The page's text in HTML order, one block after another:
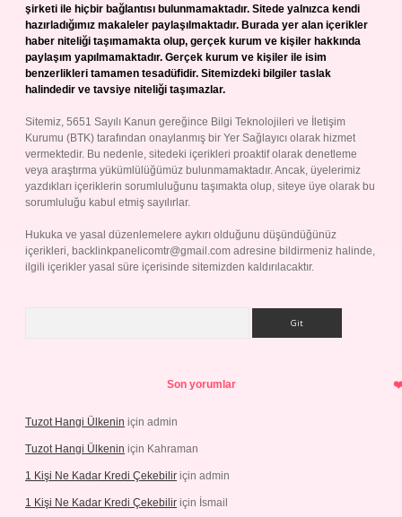
şirketi ile hiçbir bağlantısı bulunmamaktadır. Sitede yalnızca kendi
hazırladığımız makaleler paylaşılmaktadır. Burada yer alan içerikler
haber niteliği taşımamakta olup, gerçek kurum ve kişiler hakkında
paylaşım yapılmamaktadır. Gerçek kurum ve kişiler ile isim
benzerlikleri tamamen tesadüfidir. Sitemizdeki bilgiler taslak
halindedir ve tavsiye niteliği taşımazlar.
Sitemiz, 5651 Sayılı Kanun gereğince Bilgi Teknolojileri ve İletişim
Kurumu (BTK) tarafından onaylanmış bir Yer Sağlayıcı olarak hizmet
vermektedir. Bu nedenle, sitedeki içerikleri proaktif olarak denetleme
veya araştırma yükümlülüğümüz bulunmamaktadır. Ancak, üyelerimiz
yazdıkları içeriklerin sorumluluğunu taşımakta olup, siteye üye olarak bu
sorumluluğu kabul etmiş sayılırlar.
Hukuka ve yasal düzenlemelere aykırı olduğunu düşündüğünüz
içerikleri, backlinkpanelicomtr@gmail.com adresine bildirmeniz halinde,
ilgili içerikler yasal süre içerisinde sitemizden kaldırılacaktır.
Son yorumlar
Tuzot Hangi Ülkenin için admin
Tuzot Hangi Ülkenin için Kahraman
1 Kişi Ne Kadar Kredi Çekebilir için admin
1 Kişi Ne Kadar Kredi Çekebilir için İsmail